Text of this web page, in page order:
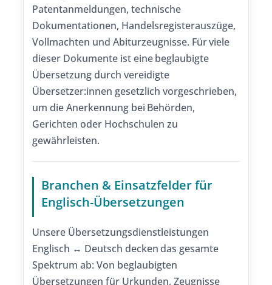
Patentanmeldungen, technische
Dokumentationen, Handelsregisterauszüge,
Vollmachten und Abiturzeugnisse. Für viele
dieser Dokumente ist eine beglaubigte
Übersetzung durch vereidigte
Übersetzer:innen gesetzlich vorgeschrieben,
um die Anerkennung bei Behörden,
Gerichten oder Hochschulen zu
gewährleisten.
Branchen & Einsatzfelder für
Englisch-Übersetzungen
Unsere Übersetzungsdienstleistungen
Englisch ↔ Deutsch decken das gesamte
Spektrum ab: Von beglaubigten
Übersetzungen für Urkunden, Zeugnisse